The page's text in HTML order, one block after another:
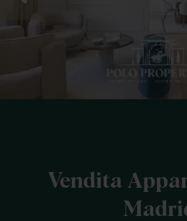
Vendita